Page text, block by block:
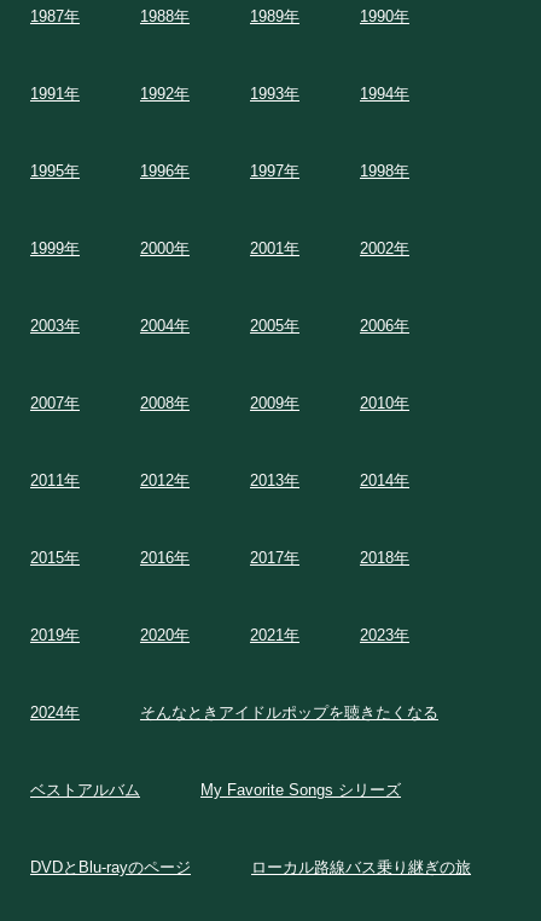
1987年 1988年 1989年 1990年
1991年 1992年 1993年 1994年
1995年 1996年 1997年 1998年
1999年 2000年 2001年 2002年
2003年 2004年 2005年 2006年
2007年 2008年 2009年 2010年
2011年 2012年 2013年 2014年
2015年 2016年 2017年 2018年
2019年 2020年 2021年 2023年
2024年 そんなときアイドルポップを聴きたくなる
ベストアルバム My Favorite Songs シリーズ
DVDとBlu-rayのページ ローカル路線バス乗り継ぎの旅